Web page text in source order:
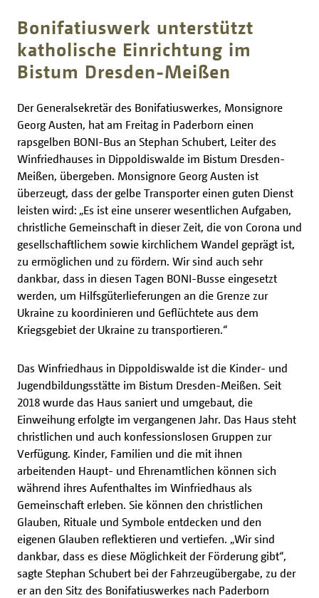
Bonifatiuswerk unterstützt
katholische Einrichtung im
Bistum Dresden-Meißen
Der Generalsekretär des Bonifatiuswerkes, Monsignore
Georg Austen, hat am Freitag in Paderborn einen
rapsgelben BONI-Bus an Stephan Schubert, Leiter des
Winfriedhauses in Dippoldiswalde im Bistum Dresden-
Meißen, übergeben. Monsignore Georg Austen ist
überzeugt, dass der gelbe Transporter einen guten Dienst
leisten wird: „Es ist eine unserer wesentlichen Aufgaben,
christliche Gemeinschaft in dieser Zeit, die von Corona und
gesellschaftlichem sowie kirchlichem Wandel geprägt ist,
zu ermöglichen und zu fördern. Wir sind auch sehr
dankbar, dass in diesen Tagen BONI-Busse eingesetzt
werden, um Hilfsgüterlieferungen an die Grenze zur
Ukraine zu koordinieren und Geflüchtete aus dem
Kriegsgebiet der Ukraine zu transportieren.“
Das Winfriedhaus in Dippoldiswalde ist die Kinder- und
Jugendbildungsstätte im Bistum Dresden-Meißen. Seit
2018 wurde das Haus saniert und umgebaut, die
Einweihung erfolgte im vergangenen Jahr. Das Haus steht
christlichen und auch konfessionslosen Gruppen zur
Verfügung. Kinder, Familien und die mit ihnen
arbeitenden Haupt- und Ehrenamtlichen können sich
während ihres Aufenthaltes im Winfriedhaus als
Gemeinschaft erleben. Sie können den christlichen
Glauben, Rituale und Symbole entdecken und den
eigenen Glauben reflektieren und vertiefen. „Wir sind
dankbar, dass es diese Möglichkeit der Förderung gibt“,
sagte Stephan Schubert bei der Fahrzeugübergabe, zu der
er an den Sitz des Bonifatiuswerkes nach Paderborn